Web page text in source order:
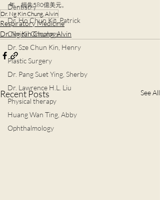
Dentistry
Dr. Ho Chun Kit, Patrick
Clinical Oncology
Dr. Sze Chun Kin, Henry
Plastic Surgery
Dr. Pang Suet Ying, Sherby
Dr. Lawrence H.L. Liu
Physical therapy
Huang Wan Ting, Abby
Ophthalmology
年，損失580億美元。
Dr. Ng Kin Chung, Alvin
Respiratory Medicine
Dr. Ng Kin Chung, Alvin
Recent Posts See All